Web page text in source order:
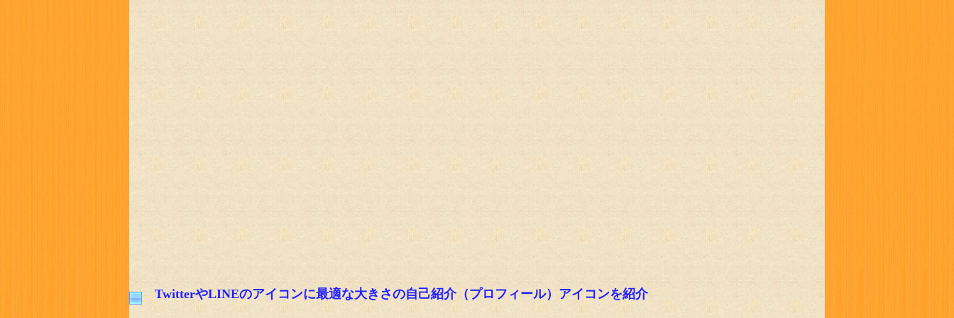
TwitterやLINEのアイコンに最適な大きさの自己紹介（プロフィール）アイコンを紹介